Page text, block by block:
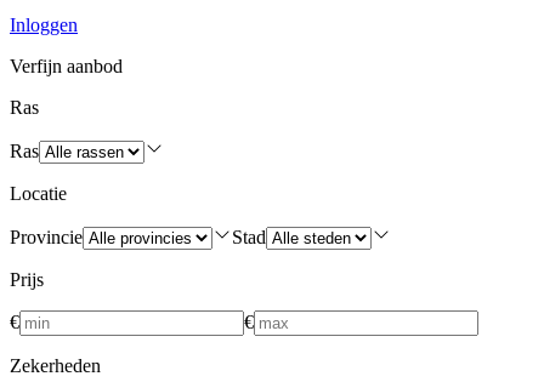
Inloggen
Verfijn aanbod
Ras
Ras
Locatie
Provincie Stad
Prijs
€ €
Zekerheden